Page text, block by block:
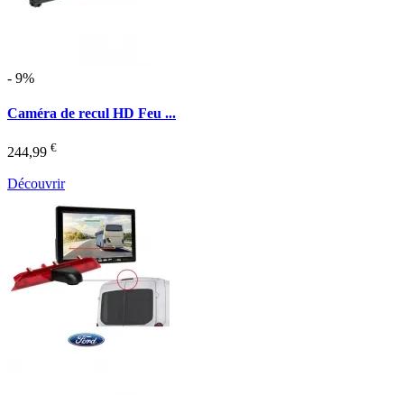
- 9%
Caméra de recul HD Feu ...
244,99 €
Découvrir